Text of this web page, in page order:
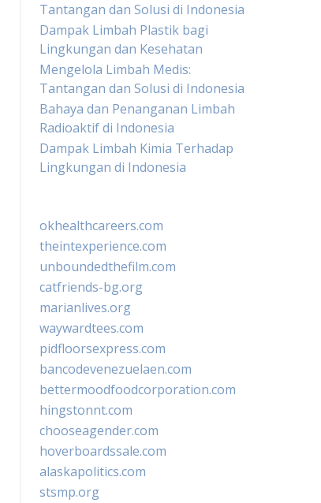
Tantangan dan Solusi di Indonesia
Dampak Limbah Plastik bagi
Lingkungan dan Kesehatan
Mengelola Limbah Medis:
Tantangan dan Solusi di Indonesia
Bahaya dan Penanganan Limbah
Radioaktif di Indonesia
Dampak Limbah Kimia Terhadap
Lingkungan di Indonesia
okhealthcareers.com
theintexperience.com
unboundedthefilm.com
catfriends-bg.org
marianlives.org
waywardtees.com
pidfloorsexpress.com
bancodevenezuelaen.com
bettermoodfoodcorporation.com
hingstonnt.com
chooseagender.com
hoverboardssale.com
alaskapolitics.com
stsmp.org